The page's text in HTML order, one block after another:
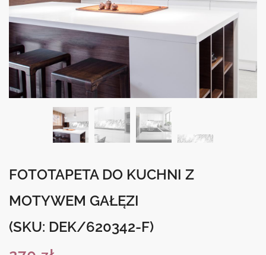
FOTOTAPETA DO KUCHNI Z
MOTYWEM GAŁĘZI
(SKU: DEK/620342-F)